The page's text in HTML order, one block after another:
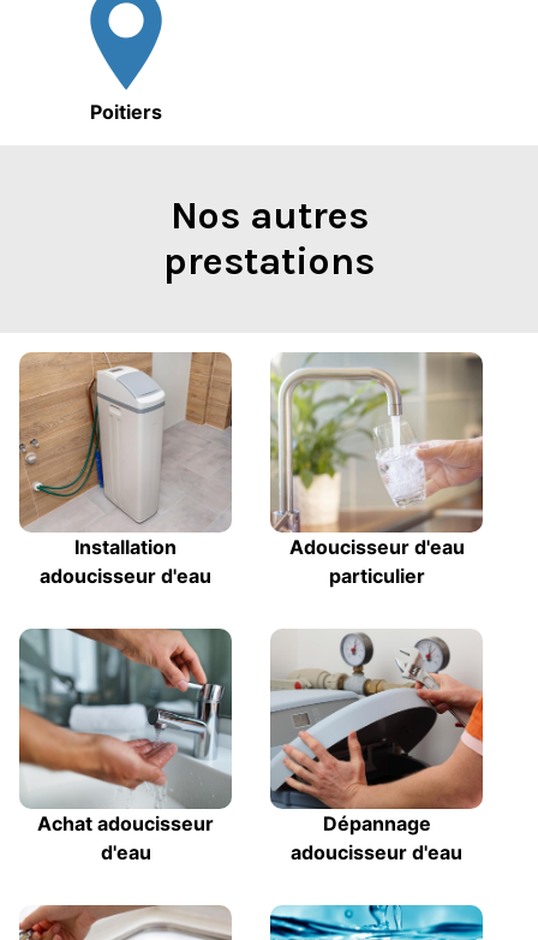
Poitiers
Nos autres
prestations
Installation
adoucisseur d'eau
Adoucisseur d'eau
particulier
Achat adoucisseur
d'eau
Dépannage
adoucisseur d'eau